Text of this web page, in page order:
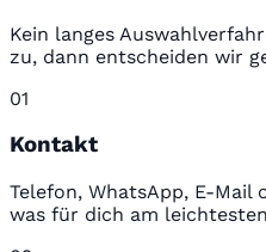
Kein langes
zu, dann entscheiden wir
01
Kontakt
Telefon, WhatsApp, E-Mail
was für dich am